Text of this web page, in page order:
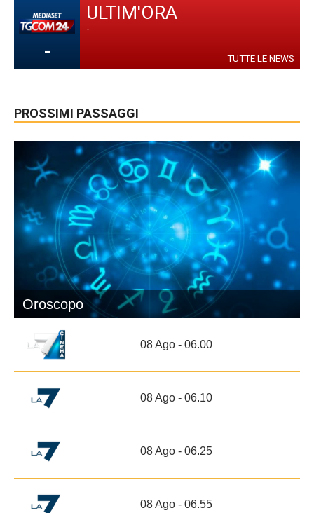
-
ULTIM'ORA
-
TUTTE LE NEWS
PROSSIMI PASSAGGI
Oroscopo
08 Ago - 06.00
08 Ago - 06.10
08 Ago - 06.25
08 Ago - 06.55